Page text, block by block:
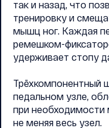
так и назад, что
тренировку и
мышц ног. Каждая
ремешком-
удерживает стопу
Трёхкомпонентный
педальном узле,
при необходимости
не меняя весь узел.